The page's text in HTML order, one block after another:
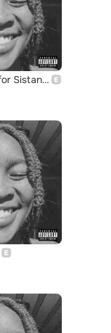
Another Gun for Sistanem